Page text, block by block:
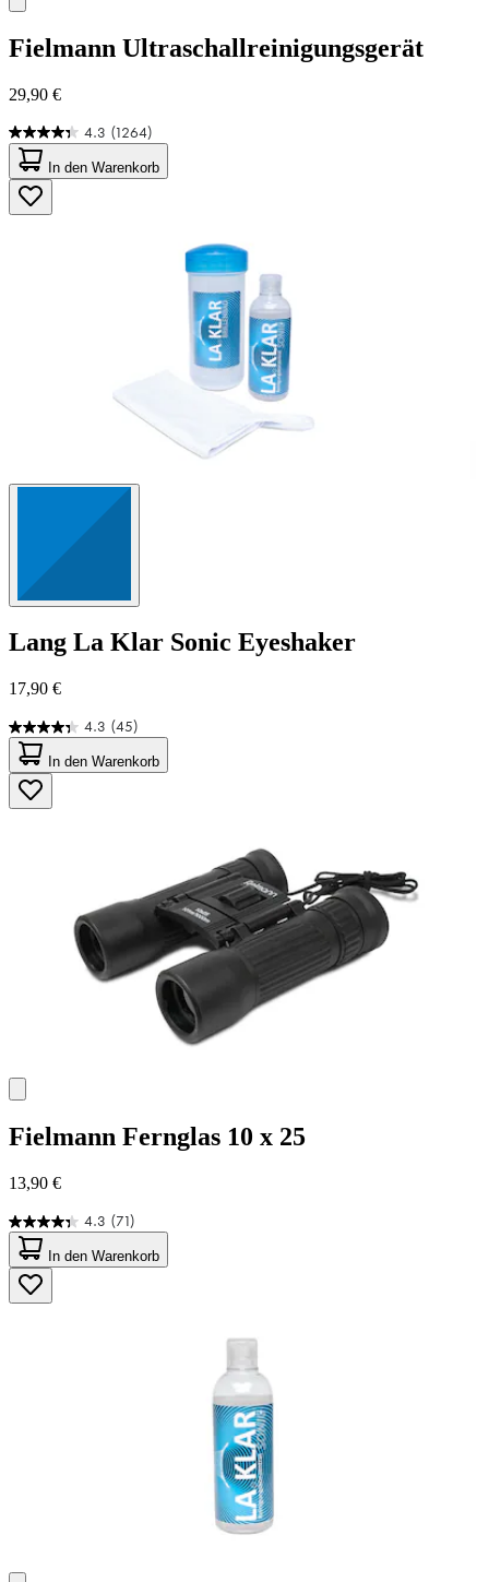
Fielmann Ultraschallreinigungsgerät
29,90 €
4.3 (1264)
4.3
von
5
Sternen.
1264
In den Warenkorb
Lang La Klar Sonic Eyeshaker
17,90 €
4.3 (45)
4.3
von
5
Sternen.
45
In den Warenkorb
Fielmann Fernglas 10 x 25
13,90 €
4.3 (71)
4.3
von
5
Sternen.
71
In den Warenkorb